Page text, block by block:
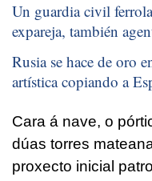
Un guardia civil
expareja, también
Rusia se hace de oro
artística copiando a
Cara á nave, o
dúas torres
proxecto inicial